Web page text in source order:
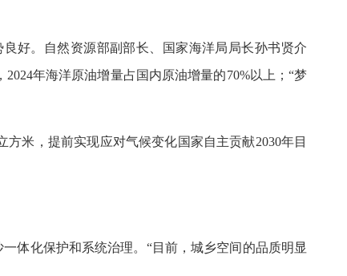
好。自然资源部副部长、国家海洋局局长孙书贤介
年海洋原油增量占国内原油增量的70%以上；“梦
米，提前实现应对气候变化国家自主贡献2030年目
体化保护和系统治理。“目前，城乡空间的品质明显